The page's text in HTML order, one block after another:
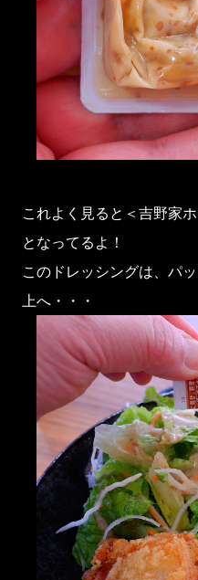
これよく見ると＜吉野家
となってるよ！
このドレッシングは、パ
上へ・・・